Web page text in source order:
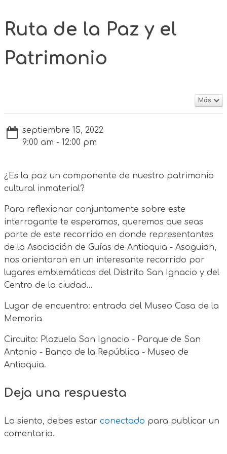
Ruta de la Paz y el
Patrimonio
Más
septiembre 15, 2022
9:00 am - 12:00 pm
¿Es la paz un componente de nuestro patrimonio
cultural inmaterial?
Para reflexionar conjuntamente sobre este
interrogante te esperamos, queremos que seas
parte de este recorrido en donde representantes
de la Asociación de Guías de Antioquia - Asoguian,
nos orientaran en un interesante recorrido por
lugares emblemáticos del Distrito San Ignacio y del
Centro de la ciudad...
Lugar de encuentro: entrada del Museo Casa de la
Memoria
Circuito: Plazuela San Ignacio - Parque de San
Antonio - Banco de la República - Museo de
Antioquia.
Deja una respuesta
Lo siento, debes estar conectado para publicar un
comentario.